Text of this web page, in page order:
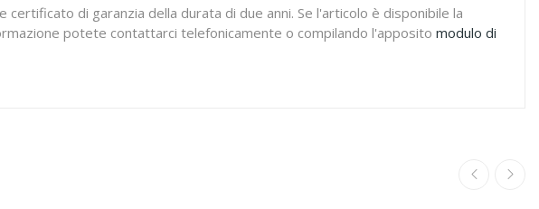
di garanzia della durata di due anni. Se l'articolo è disponibile la
potete contattarci telefonicamente o compilando l'apposito modulo di